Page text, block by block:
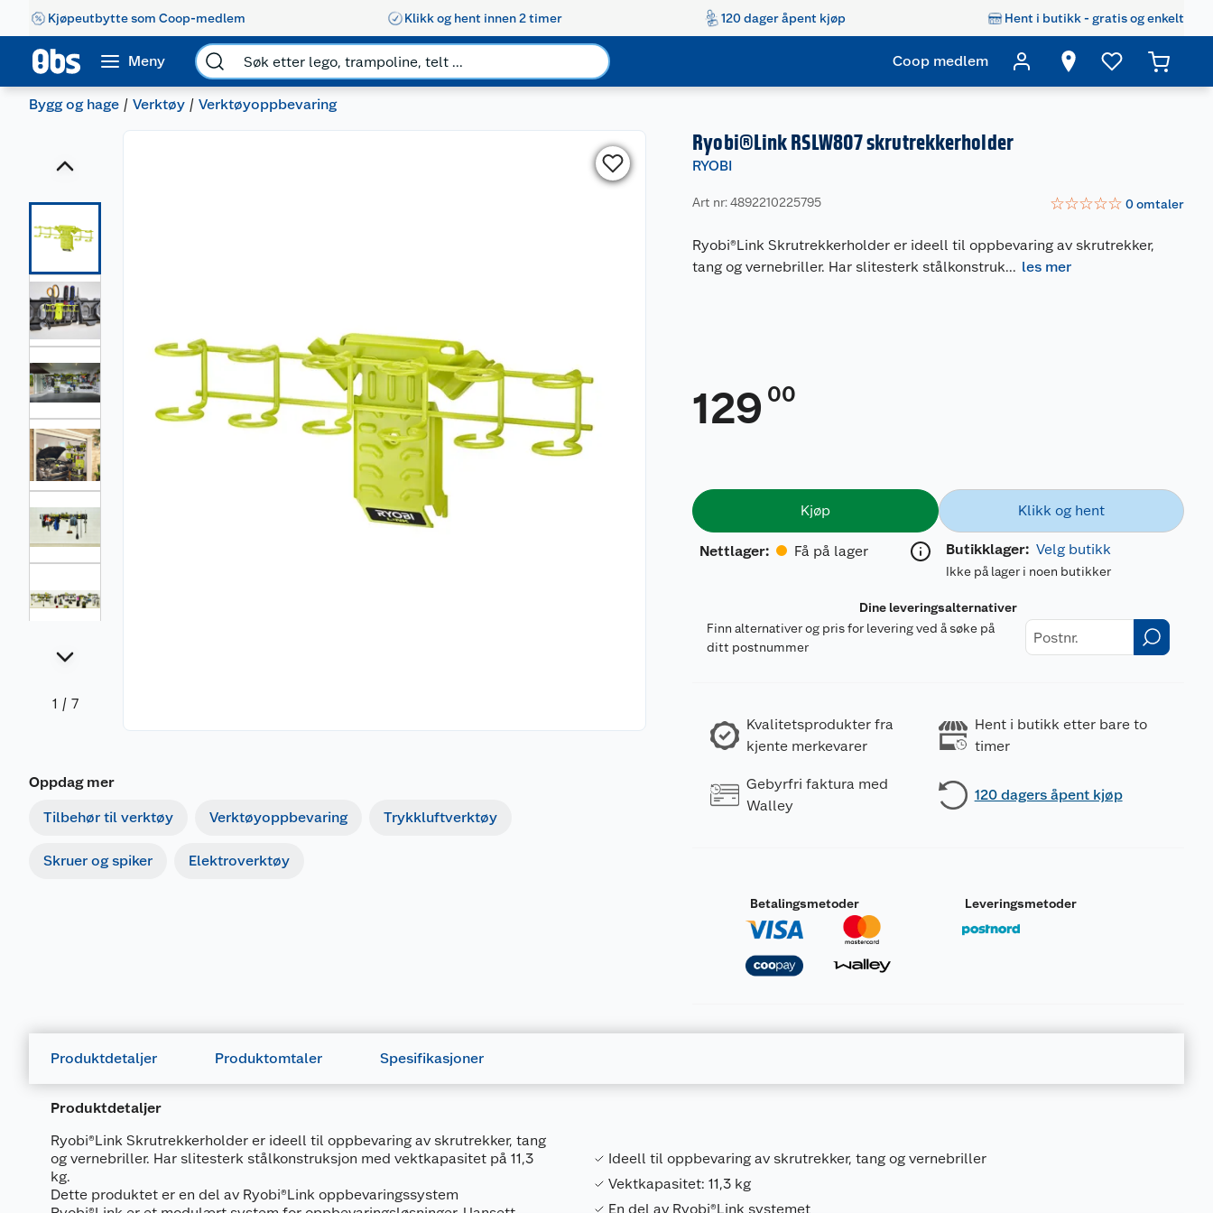
Kjøpeutbytte som Coop-medlem Klikk og hent innen 2 timer 120 dager åpent kjøp Hent i butikk - gratis og enkelt
Meny Coop medlem
Bygg og hage Verktøy Verktøyoppbevaring
1 / 7
Oppdag mer
Tilbehør til verktøy Verktøyoppbevaring Trykkluftverktøy
Skruer og spiker Elektroverktøy
Ryobi®Link RSLW807 skrutrekkerholder
RYOBI
Art nr: 4892210225795 ☆☆☆☆☆ 0omtaler
Ryobi®Link Skrutrekkerholder er ideell til oppbevaring av skrutrekker,
tang og vernebriller. Har slitesterk stålkonstruk... les mer
129 00
Kjøp
Nettlager: Få på lager
Klikk og hent
Butikklager: Velg butikk
Ikke på lager i noen butikker
Dine leveringsalternativer
Finn alternativer og pris for levering ved å søke på
ditt postnummer
Kvalitetsprodukter fra
kjente merkevarer
Hent i butikk etter bare to
timer
Gebyrfri faktura med
Walley
120 dagers åpent kjøp
Betalingsmetoder Leveringsmetoder
Produktdetaljer Produktomtaler Spesifikasjoner
Produktdetaljer
Ryobi®Link Skrutrekkerholder er ideell til oppbevaring av skrutrekker, tang
og vernebriller. Har slitesterk stålkonstruksjon med vektkapasitet på 11,3
kg.
Dette produktet er en del av Ryobi®Link oppbevaringssystem
Ideell til oppbevaring av skrutrekker, tang og vernebriller
Vektkapasitet: 11,3 kg
En del av Ryobi®Link systemet